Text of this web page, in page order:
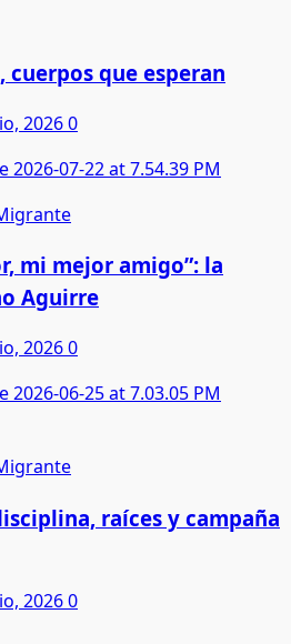
cuerpos que esperan
20260
mi mejor amigo”: la
Aguirre
20260
raíces y campaña
20260